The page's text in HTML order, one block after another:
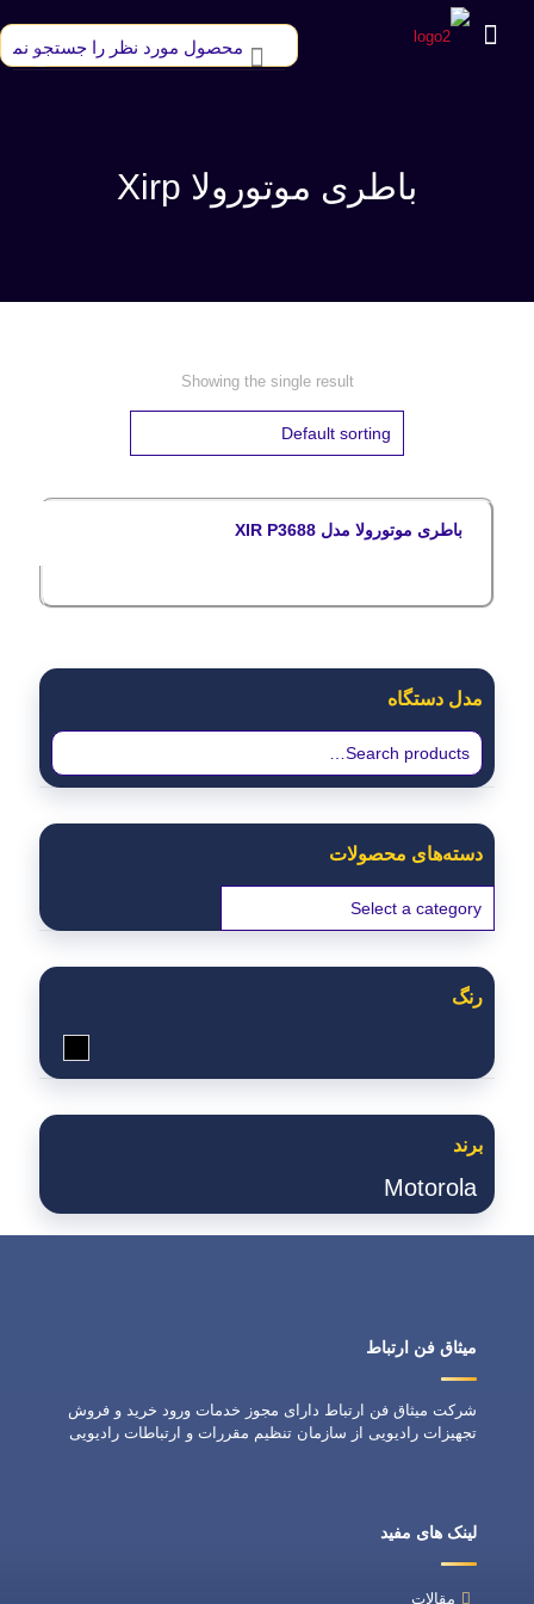
باطری موتورولا Xirp
Showing the single result
باطری موتورولا مدل XIR P3688
مدل دستگاه
دسته‌های محصولات
رنگ
برند
Motorola
میثاق فن ارتباط
شرکت میثاق فن ارتباط دارای مجوز خدمات ورود خرید و فروش
تجهیزات رادیویی از سازمان تنظیم مقررات و ارتباطات رادیویی
لینک های مفید
مقالات